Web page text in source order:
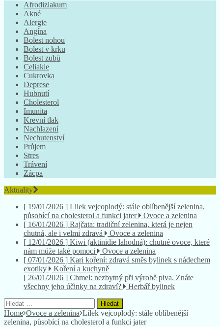
Afrodiziakum
Akné
Alergie
Angína
Bolest nohou
Bolest v krku
Bolest zubů
Celiakie
Cukrovka
Deprese
Hubnutí
Cholesterol
Imunita
Krevní tlak
Nachlazení
Nechutenství
Průjem
Stres
Trávení
Zácpa
Aktuality
[ 19/01/2026 ] Lilek vejcoplodý: stále oblíbenější zelenina,
působící na cholesterol a funkci jater
Ovoce a zelenina
[ 16/01/2026 ] Rajčata: tradiční zelenina, která je nejen
chutná, ale i velmi zdravá
Ovoce a zelenina
[ 12/01/2026 ] Kiwi (aktinidie lahodná): chutné ovoce, které
nám může také pomoci
Ovoce a zelenina
[ 07/01/2026 ] Kari koření: zdravá směs bylinek s nádechem
exotiky
Koření a kuchyně
[ 26/01/2026 ] Chmel: nezbytný při výrobě piva. Znáte
všechny jeho účinky na zdraví?
Herbář bylinek
Vyhledávání
Home Ovoce a zelenina Lilek vejcoplodý: stále oblíbenější
zelenina, působící na cholesterol a funkci jater